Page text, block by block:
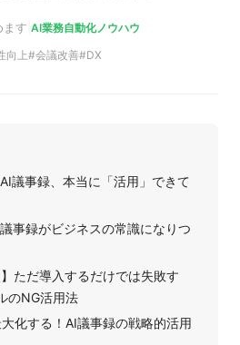
ます AI業務自動化ノウハウ
向上 会議改善 DX
議事録、本当に「活用」できて
事録がビジネスの常識になりつ
ただ導入するだけでは失敗す
のNG活用法
化する！AI議事録の戦略的活用